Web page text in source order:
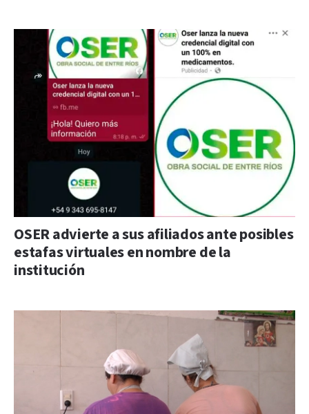
OSER advierte a sus afiliados ante posibles
estafas virtuales en nombre de la
institución